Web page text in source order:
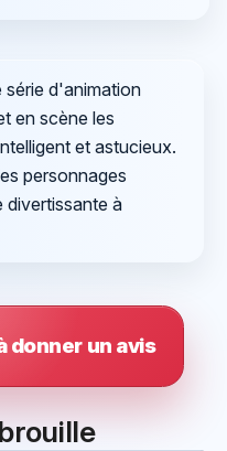
série d'animation
en scène les
et astucieux.
personnages
divertissante à
donner un avis